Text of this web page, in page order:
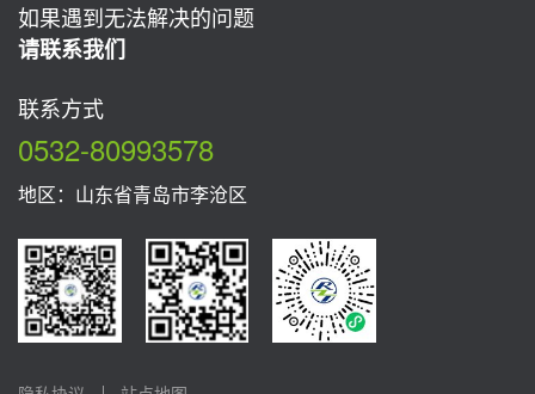
如果遇到无法解决的问题
请联系我们
联系方式
0532-80993578
地区：山东省青岛市李沧区